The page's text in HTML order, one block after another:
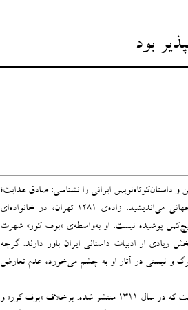
بود
داستان‌کوتاه‌نویس ایرانی را نشناسی: صادق هدایت؛
مردی که به‌تعبیر گلستان پایش در جغرافیای ایران گیر کرده بود، اما جهانی می‌اندیشید. زاده‌ی ۱۲۸۱ تهران، در خانواده‌ای
پوشیده نیست. او به‌واسطه‌ی «بوف کور» شهرت
زیادی از ادبیات داستانی ایران باور دارند. گرچه
مرگ و نیستی در آثار او به چشم می‌خورد، عدم تعارض
داستان «داش‌آکل» متعلق به مجموعه‌داستان «سه قطره خون» این نویسنده است که در سال ۱۳۱۱ منتشر شده. برخلاف «بوف کور» و